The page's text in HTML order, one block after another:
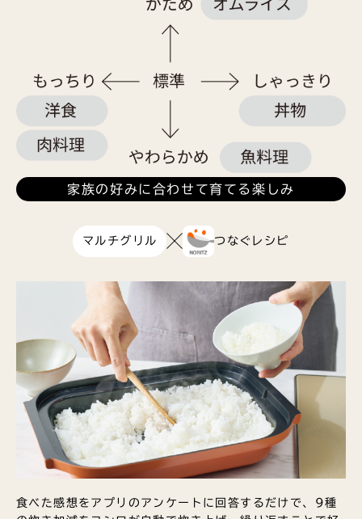
家族の好みに合わせて育てる楽しみ
マルチグリル つなぐレシピ
食べた感想をアプリのアンケートに回答するだけで、9種